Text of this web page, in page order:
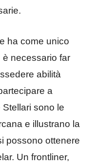
ha come unico
necessario far
abilità
a
sono le
e illustrano la
possono ottenere
Un frontliner,